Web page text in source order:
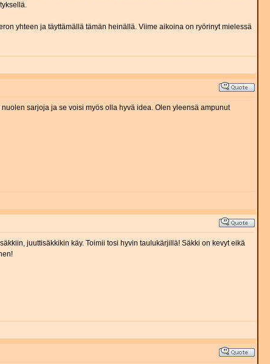
yhteen ja täyttämällä tämän heinällä. Viime aikoina on ryörinyt mielessä
sarjoja ja se voisi myös olla hyvä idea. Olen yleensä ampunut
juuttisäkkikin käy. Toimii tosi hyvin taulukärjillä! Säkki on kevyt eikä